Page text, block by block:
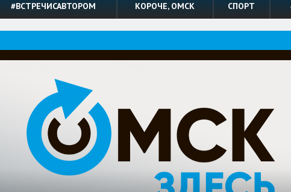
#ВСТРЕЧИСАВТОРОМ КОРОЧЕ, ОМСК СПОРТ